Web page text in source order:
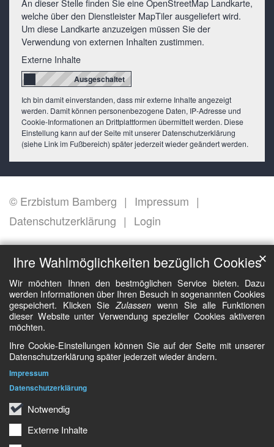
Ihre Wahlmöglichkeiten bezüglich Cookies
Wir möchten Ihnen den bestmöglichen Service bieten. Dazu
werden Informationen über Ihren Besuch in sogenannten Cookies
gespeichert. Klicken SieZulassen wenn Sie alle Funktionen
dieser Website unter Verwendung spezieller Cookies aktiveren
möchten.
Ihre Cookie-Einstellungen können Sie auf der Seite mit unserer
Datenschutzerklärung später jederzeit wieder ändern.
Notwendig
Externe Inhalte
✕
Impressum
Datenschutzerklärung
An dieser Stelle finden Sie eine OpenStreetMap Landkarte,
welche über den Dienstleister MapTiler ausgeliefert wird.
Um diese Landkarte anzuzeigen müssen Sie der
Verwendung von externen Inhalten zustimmen.
Externe Inhalte
Ich bin damit einverstanden, dass mir externe Inhalte angezeigt
werden. Damit können personenbezogene Daten, IP-Adresse und
Cookie-Informationen an Drittplattformen übermittelt werden. Diese
Einstellung kann auf der Seite mit unserer Datenschutzerklärung
(siehe Link im Fußbereich) später jederzeit wieder geändert werden.
© Erzbistum Bamberg
Impressum
Datenschutzerklärung
Login